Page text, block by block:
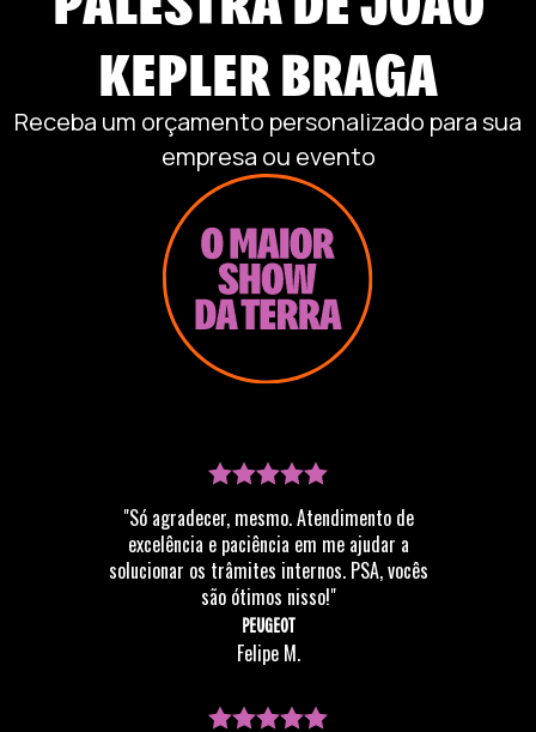
KEPLER BRAGA
Receba um orçamento personalizado para sua
empresa ou evento
"Só agradecer, mesmo. Atendimento de
excelência e paciência em me ajudar a
solucionar os trâmites internos. PSA, vocês
são ótimos nisso!"
PEUGEOT
Felipe M.